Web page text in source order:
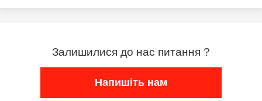
Залишилися до нас питання ?
Напишіть нам